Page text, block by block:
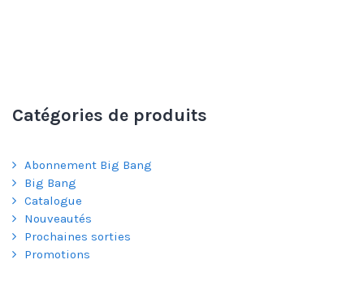
Catégories de produits
Abonnement Big Bang
Big Bang
Catalogue
Nouveautés
Prochaines sorties
Promotions